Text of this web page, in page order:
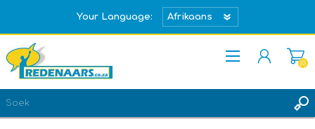
Your Language:
REGISTREER
(0)